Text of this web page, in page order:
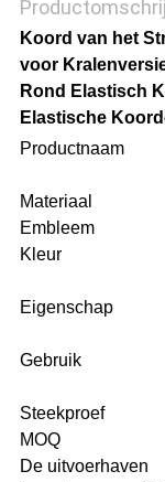
Koord van het
voor
Rond Elastisch
Elastische
Productnaam
Materiaal
Embleem
Kleur
Eigenschap
Gebruik
Steekproef
MOQ
De uitvoerhaven